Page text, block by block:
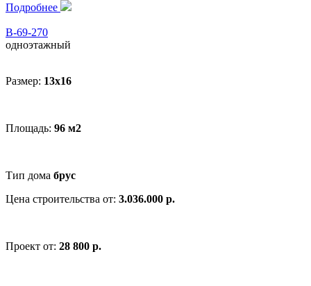
Подробнее
В-69-270
одноэтажный
Размер: 13x16
Площадь: 96 м2
Тип дома брус
Цена строительства от: 3.036.000 р.
Проект от: 28 800 р.